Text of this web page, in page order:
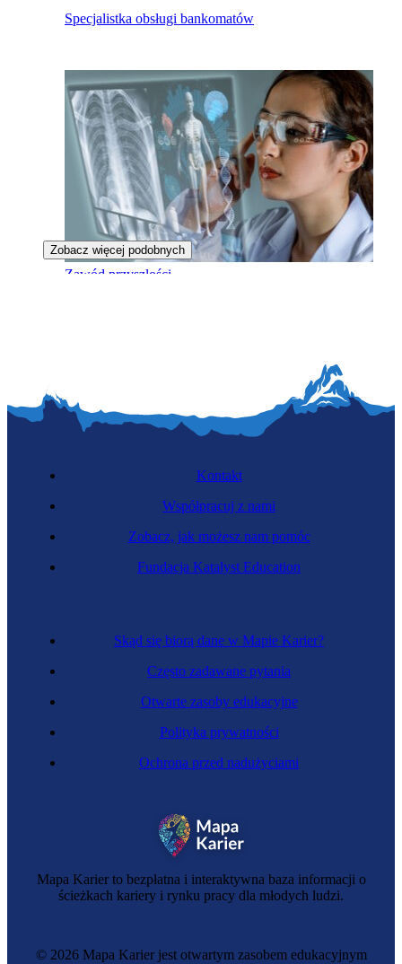
Specjalistka obsługi bankomatów
Zawód przyszłości
Zawód przyszłości
Zobacz więcej podobnych
Mapa Karier to bezpłatna i interaktywna baza informacji o
ścieżkach kariery i rynku pracy dla młodych ludzi.
Skąd się biorą dane w Mapie Karier?
Często zadawane pytania
Otwarte zasoby edukacyjne
Polityka prywatności
Ochrona przed nadużyciami
Kontakt
Współpracuj z nami
Zobacz, jak możesz nam pomóc
Fundacja Katalyst Education
© 2026 Mapa Karier jest otwartym zasobem edukacyjnym